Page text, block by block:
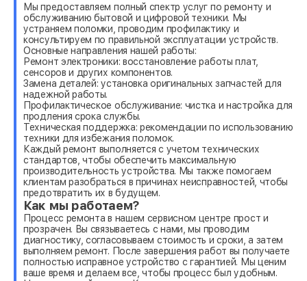
Мы предоставляем полный спектр услуг по ремонту и
обслуживанию бытовой и цифровой техники. Мы
устраняем поломки, проводим профилактику и
консультируем по правильной эксплуатации устройств.
Основные направления нашей работы:
Ремонт электроники: восстановление работы плат,
сенсоров и других компонентов.
Замена деталей: установка оригинальных запчастей для
надежной работы.
Профилактическое обслуживание: чистка и настройка для
продления срока службы.
Техническая поддержка: рекомендации по использованию
техники для избежания поломок.
Каждый ремонт выполняется с учетом технических
стандартов, чтобы обеспечить максимальную
производительность устройства. Мы также помогаем
клиентам разобраться в причинах неисправностей, чтобы
предотвратить их в будущем.
Как мы работаем?
Процесс ремонта в нашем сервисном центре прост и
прозрачен. Вы связываетесь с нами, мы проводим
диагностику, согласовываем стоимость и сроки, а затем
выполняем ремонт. После завершения работ вы получаете
полностью исправное устройство с гарантией. Мы ценим
ваше время и делаем все, чтобы процесс был удобным.